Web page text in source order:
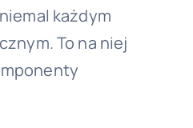
każdym
To na niej